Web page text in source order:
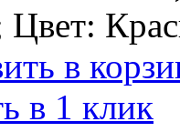
Цвет:
в
в 1 клик